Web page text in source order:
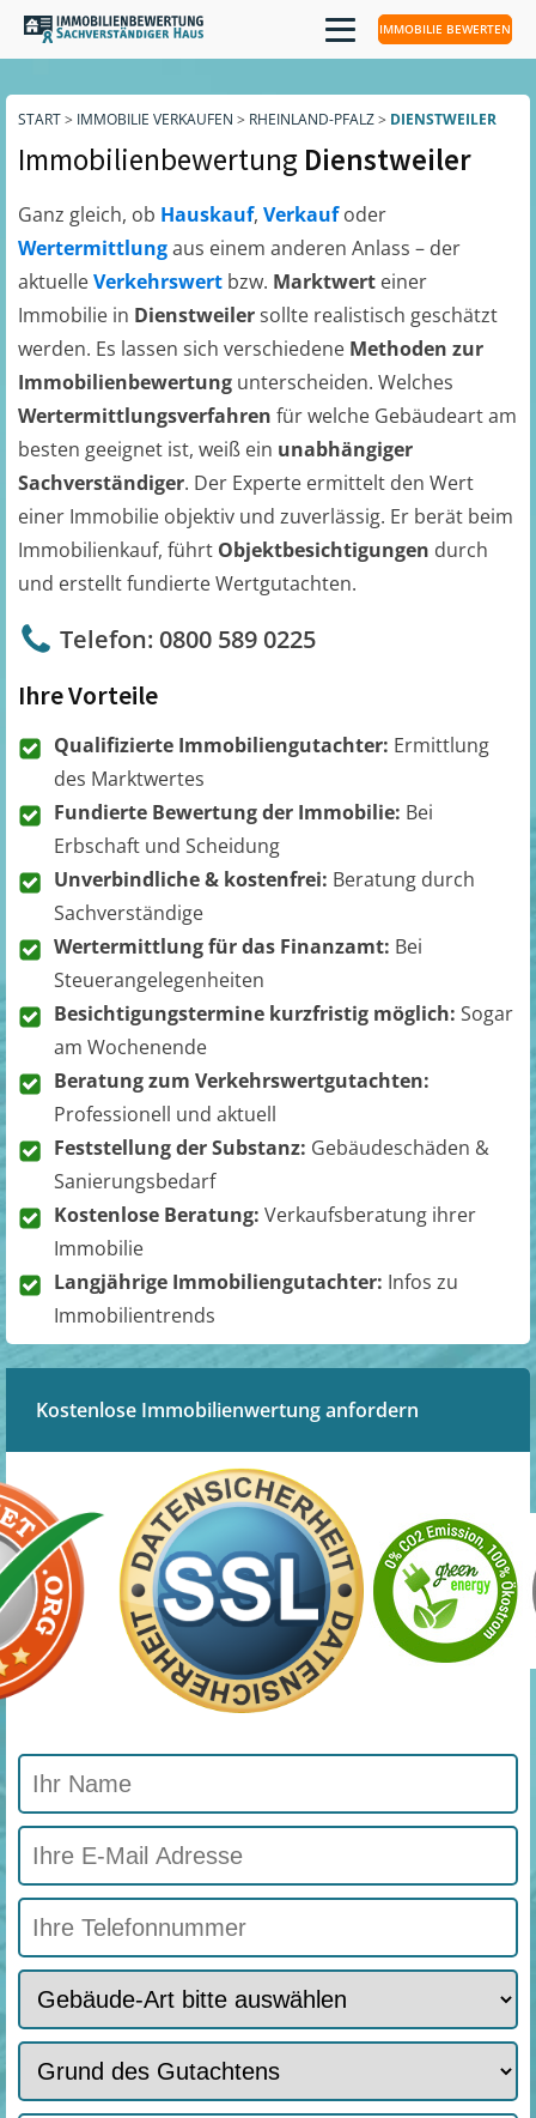
IMMOBILIE BEWERTEN
START> IMMOBILIE VERKAUFEN > RHEINLAND-PFALZ> DIENSTWEILER
Immobilienbewertung Dienstweiler
Ganz gleich, ob Hauskauf, Verkaufoder
Wertermittlungaus einem anderen Anlass – der
aktuelleVerkehrswert bzw. Marktwert einer
Immobilie in Dienstweilersollte realistisch geschätzt
werden. Es lassen sich verschiedene Methoden zur
Immobilienbewertung unterscheiden. Welches
Wertermittlungsverfahren für welche Gebäudeart am
besten geeignet ist, weiß ein unabhängiger
Sachverständiger. Der Experte ermittelt den Wert
einer Immobilie objektiv und zuverlässig. Er berät beim
Immobilienkauf, führt Objektbesichtigungen durch
und erstellt fundierte Wertgutachten.
Telefon: 0800 589 0225
Ihre Vorteile
Qualifizierte Immobiliengutachter: Ermittlung
des Marktwertes
Fundierte Bewertung der Immobilie: Bei
Erbschaft und Scheidung
Unverbindliche & kostenfrei: Beratung durch
Sachverständige
Wertermittlung für das Finanzamt: Bei
Steuerangelegenheiten
Besichtigungstermine kurzfristig möglich: Sogar
am Wochenende
Beratung zum Verkehrswertgutachten:
Professionell und aktuell
Feststellung der Substanz: Gebäudeschäden &
Sanierungsbedarf
Kostenlose Beratung: Verkaufsberatung ihrer
Immobilie
Langjährige Immobiliengutachter: Infos zu
Immobilientrends
Kostenlose Immobilienwertung anfordern